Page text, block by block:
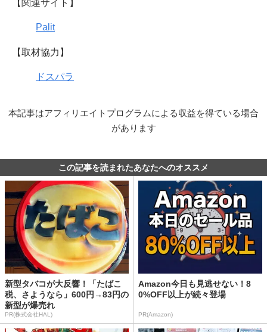
【関連サイト】
Palit
【取材協力】
ドスパラ
本記事はアフィリエイトプログラムによる収益を得ている場合
があります
この記事を読まれたあなたへのオススメ
新型タバコが大反響！「たばこ
税、さようなら」600円→83円の
新型が爆売れ
PR(株式会社HAL)
Amazon今日も見逃せない！8
0%OFF以上が続々登場
PR(Amazon)